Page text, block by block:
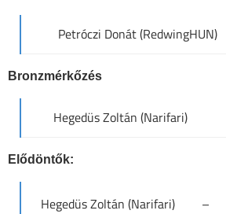
Petróczi Donát (RedwingHUN)
Bronzmérkőzés
Hegedüs Zoltán (Narifari)
Elődöntők:
Hegedüs Zoltán (Narifari) –